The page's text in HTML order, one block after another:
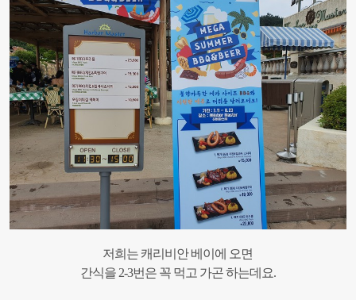
저희는 캐리비안 베이에 오면
간식을 2-3번은 꼭 먹고 가곤 하는데요.